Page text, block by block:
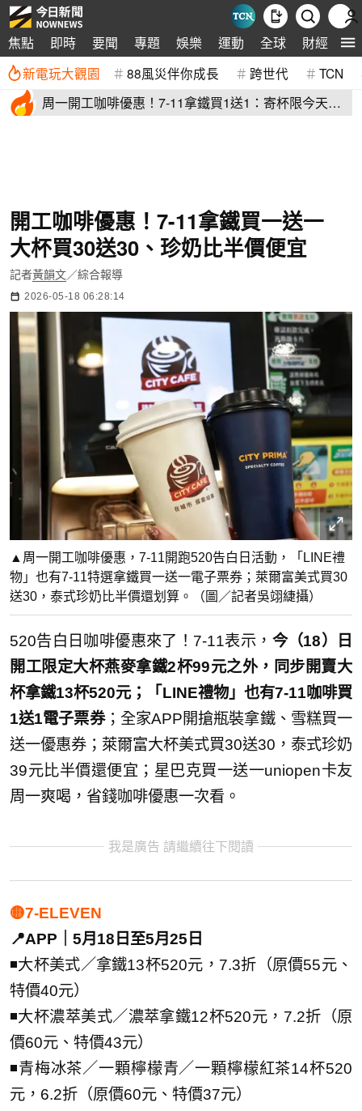
焦點 即時 要聞 專題 娛樂 運動 全球 財經
新電玩大觀園 88風災伴你成長 跨世代 TCN
周一開工咖啡優惠！7-11拿鐵買1送1：寄杯限今天
開工咖啡優惠！7-11拿鐵買一送一
大杯買30送30、珍奶比半價便宜
記者黃韻文／綜合報導
2026-05-18 06:28:14
▲周一開工咖啡優惠，7-11開跑520告白日活動，「LINE禮
物」也有7-11特選拿鐵買一送一電子票券；萊爾富美式買30
送30，泰式珍奶比半價還划算。（圖／記者吳翊緁攝）
520告白日咖啡優惠來了！7-11表示， 今（18）日
開工限定大杯燕麥拿鐵2杯99元之外，同步開賣大
杯拿鐵13杯520元；「LINE禮物」也有7-11咖啡買
1送1電子票券；全家APP開搶瓶裝拿鐵、雪糕買一
送一優惠券；萊爾富大杯美式買30送30，泰式珍奶
39元比半價還便宜；星巴克買一送一uniopen卡友
周一爽喝，省錢咖啡優惠一次看。
我是廣告 請繼續往下閱讀
🟡7-ELEVEN
📍APP｜5月18日至5月25日
◾大杯美式／拿鐵13杯520元，7.3折（原價55元、
特價40元）
◾大杯濃萃美式／濃萃拿鐵12杯520元，7.2折（原
價60元、特價43元）
◾青梅冰茶／一顆檸檬青／一顆檸檬紅茶14杯520
元，6.2折（原價60元、特價37元）